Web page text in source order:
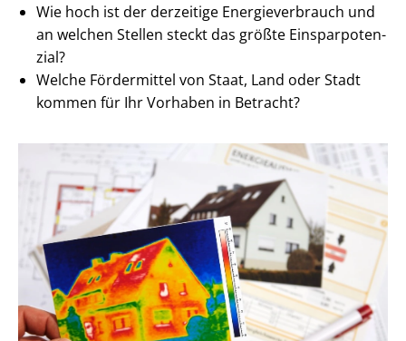
Wie hoch ist der derzeitige En­er­gie­ver­brauch und
an welchen Stellen steckt das größte Ein­spar­po­ten­
zi­al?
Welche Fördermittel von Staat, Land oder Stadt
kommen für Ihr Vorhaben in Betracht?